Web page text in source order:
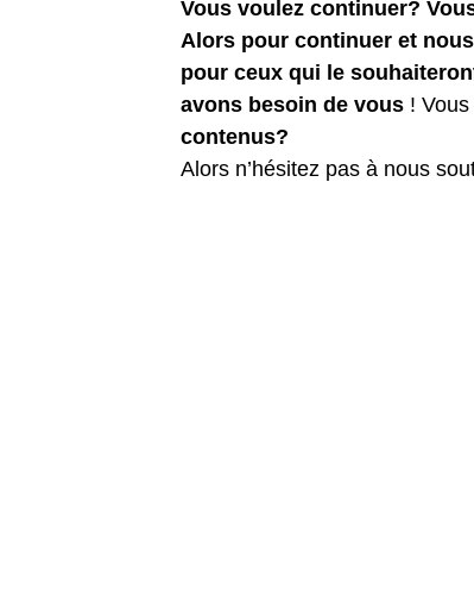
Vous voulez continuer?
Alors pour continuer et
pour ceux qui le
avons besoin de vous !
contenus?
Alors n’hésitez pas à nous